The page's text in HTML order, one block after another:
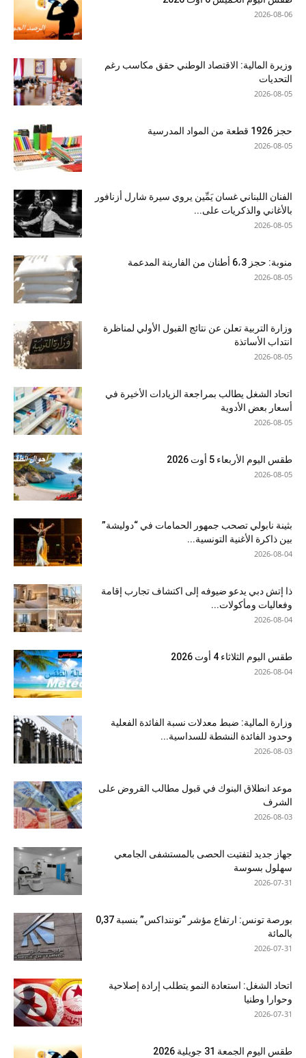
2026-08-06
وزيرة المالية: الاقتصاد الوطني حقق مكاسب رغم
التحديات
2026-08-05
حجز 1926 قطعة من المواد المدرسية
2026-08-05
الفنان اللبناني غسان يَمِّين يروي سيرة شارل أزنافور
بالأغاني والذكريات على...
2026-08-05
منوبة: حجز 6،3 أطنان من الفارينة المدعمة
2026-08-05
وزارة التربية تعلن عن نتائج القبول الأولي لمناظرة
انتداب الأساتذة
2026-08-05
اتحاد الشغل يطالب بمراجعة الزيادات الأخيرة في
أسعار بعض الأدوية
2026-08-05
طقس اليوم الأربعاء 5 أوت 2026
2026-08-05
بثينة نابولي تصحب جمهور الحمامات في “دوليشة”
بين ذاكرة الأغنية التونسية...
2026-08-04
ذا إتش دبي يدعو ضيوفه إلى اكتشاف تجارب إقامة
وفعاليات ومأكولات...
2026-08-04
طقس اليوم الثلاثاء 4 أوت 2026
2026-08-04
وزارة المالية: ضبط معدلات نسبة الفائدة الفعلية
وحدود الفائدة النشطة للسداسية...
2026-08-03
موعد انطلاق البنوك في قبول مطالب القروض على
الشرف
2026-08-03
جهاز جديد لتفتيت الحصى بالمستشفى الجامعي
سهلول بسوسة
2026-07-31
بورصة تونس: ارتفاع مؤشر “توننداكس” بنسبة 0,37
بالمائة
2026-07-31
اتحاد الشغل: استعادة النمو يتطلب إرادة إصلاحية
وحوارا وطنيا
2026-07-31
طقس اليوم الجمعة 31 جويلية 2026